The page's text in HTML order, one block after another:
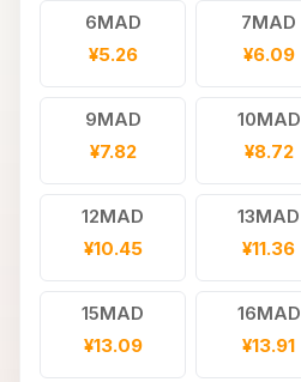
6MAD
¥5.26
7MAD
¥6.09
9MAD
¥7.82
10MAD
¥8.72
12MAD
¥10.45
13MAD
¥11.36
15MAD
¥13.09
16MAD
¥13.91